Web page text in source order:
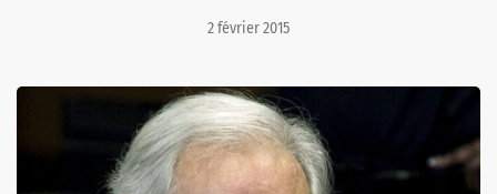
2 février 2015